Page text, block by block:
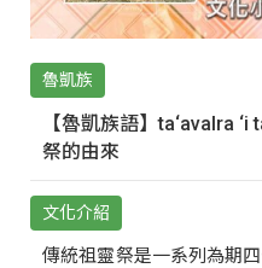
魯凱族
【魯凱族語】ta‘avalra
祭的由來
文化介紹
傳統祖靈祭是一系列為期